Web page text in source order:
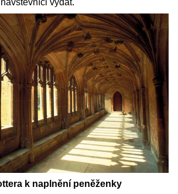
vydat.
k naplnění peněženky